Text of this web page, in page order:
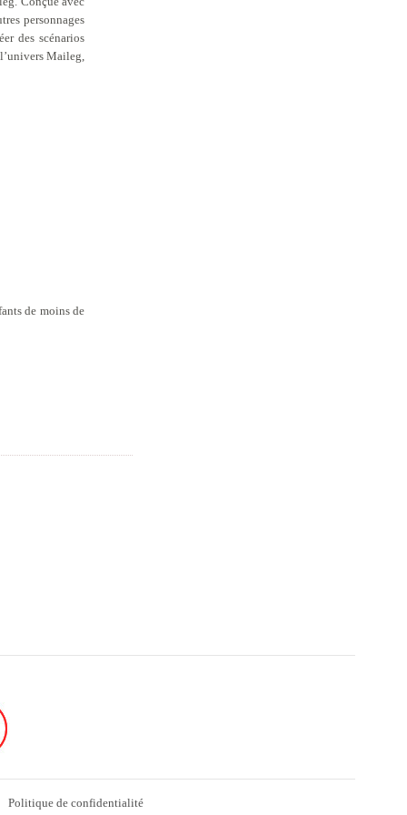
personnages
des scénarios
Maileg,
de moins de
Politique de confidentialité